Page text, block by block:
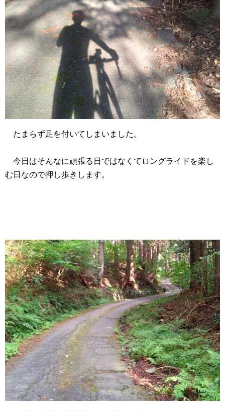
たまらず足を付いてしまいました。
今日はそんなに頑張る日ではなくてロングライドを楽し
む日なので押し歩きします。